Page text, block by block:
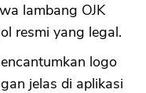
lambang OJK
resmi yang legal.
logo
jelas di aplikasi